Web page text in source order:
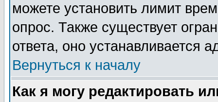
можете установить лимит
опрос. Также существует
ответа, оно устанавливается
Вернуться к началу
Как я могу редактировать